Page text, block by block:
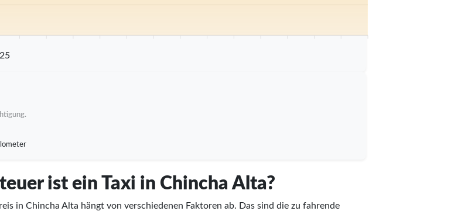
ist ein Taxi in Chincha Alta?
in Chincha Alta hängt von verschiedenen Faktoren ab. Das sind die zu fahrende